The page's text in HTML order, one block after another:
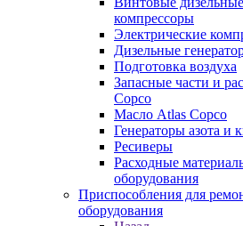
компрессоры
Электрические
Дизельные
Подготовка воздуха
Запасные части и
Copco
Масло Atlas Copco
Генераторы азота и
Ресиверы
Расходные
оборудования
Приспособления для
оборудования